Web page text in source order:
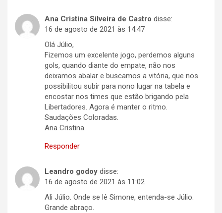
Ana Cristina Silveira de Castro disse:
16 de agosto de 2021 às 14:47
Olá Júlio,
Fizemos um excelente jogo, perdemos alguns
gols, quando diante do empate, não nos
deixamos abalar e buscamos a vitória, que nos
possibilitou subir para nono lugar na tabela e
encostar nos times que estão brigando pela
Libertadores. Agora é manter o ritmo.
Saudações Coloradas.
Ana Cristina.
Responder
Leandro godoy disse:
16 de agosto de 2021 às 11:02
Ali Júlio. Onde se lê Simone, entenda-se Júlio.
Grande abraço.